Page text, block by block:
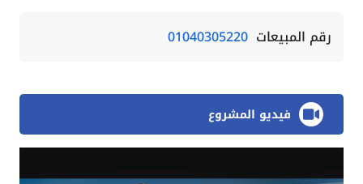
رقم المبيعات 01040305220
فيديو المشروع